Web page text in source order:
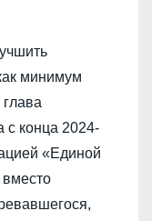
минимум
конца 2024-
«Единой